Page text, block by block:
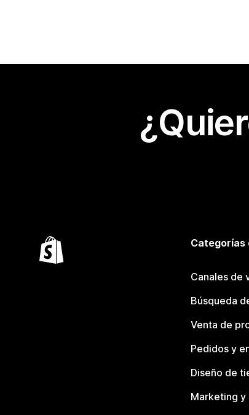
Categorías
Canales de
Búsqueda
Venta de
Pedidos y
Diseño de
Marketing y